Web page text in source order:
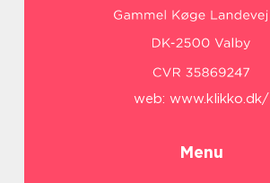
web: www.klikko.dk/
Menu